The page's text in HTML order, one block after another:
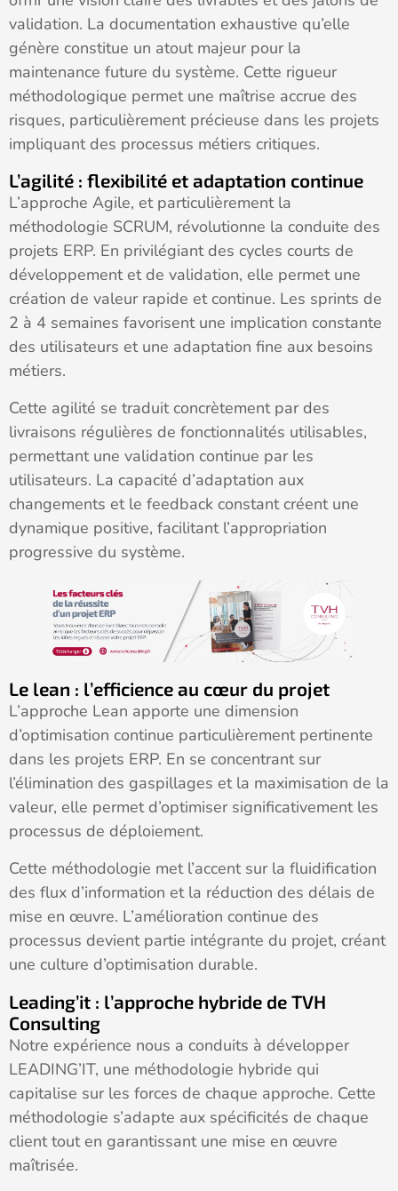
validation. La documentation exhaustive qu’elle
génère constitue un atout majeur pour la
maintenance future du système. Cette rigueur
méthodologique permet une maîtrise accrue des
risques, particulièrement précieuse dans les projets
impliquant des processus métiers critiques.
L’agilité : flexibilité et adaptation continue
L’approche Agile, et particulièrement la
méthodologie SCRUM, révolutionne la conduite des
projets ERP. En privilégiant des cycles courts de
développement et de validation, elle permet une
création de valeur rapide et continue. Les sprints de
2 à 4 semaines favorisent une implication constante
des utilisateurs et une adaptation fine aux besoins
métiers.
Cette agilité se traduit concrètement par des
livraisons régulières de fonctionnalités utilisables,
permettant une validation continue par les
utilisateurs. La capacité d’adaptation aux
changements et le feedback constant créent une
dynamique positive, facilitant l’appropriation
progressive du système.
Le lean : l’efficience au cœur du projet
L’approche Lean apporte une dimension
d’optimisation continue particulièrement pertinente
dans les projets ERP. En se concentrant sur
l’élimination des gaspillages et la maximisation de la
valeur, elle permet d’optimiser significativement les
processus de déploiement.
Cette méthodologie met l’accent sur la fluidification
des flux d’information et la réduction des délais de
mise en œuvre. L’amélioration continue des
processus devient partie intégrante du projet, créant
une culture d’optimisation durable.
Leading’it : l’approche hybride de TVH
Consulting
Notre expérience nous a conduits à développer
LEADING’IT, une méthodologie hybride qui
capitalise sur les forces de chaque approche. Cette
méthodologie s’adapte aux spécificités de chaque
client tout en garantissant une mise en œuvre
maîtrisée.